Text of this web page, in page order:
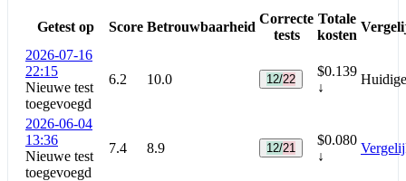
Getest op Score Betrouwbaarheid
Correcte
tests
Totale
kosten
2026-07-16
22:15
Nieuwe test
toegevoegd
6.2 10.0 12/22
$0.139
↓
2026-06-04
13:36
Nieuwe test
toegevoegd
7.4 8.9 12/21
$0.080
↓